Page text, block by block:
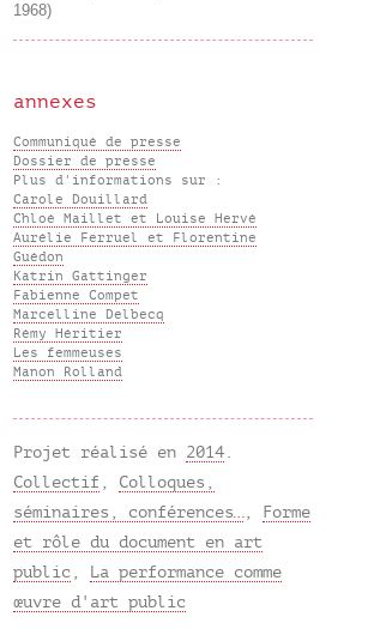
1968)
annexes
Communiqué de presse
Dossier de presse
Plus d'informations sur :
Carole Douillard
Chloé Maillet et Louise Hervé
Aurélie Ferruel et Florentine
Guédon
Katrin Gattinger
Fabienne Compet
Marcelline Delbecq
Rémy Héritier
Les femmeuses
Manon Rolland
Projet réalisé en 2014 .
Collectif , Colloques,
séminaires, conférences…,
Forme
et rôle du document en art
public ,
La performance comme
œuvre d'art public